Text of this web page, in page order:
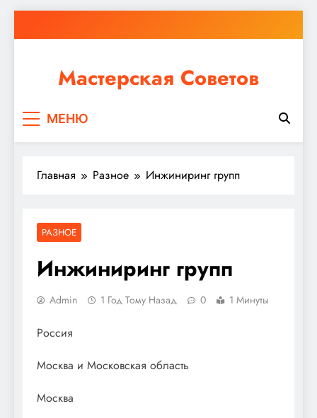
к
Мастерская Советов
ремонт или крупное строительство, в Мастерской
МЕНЮ
Главная Разное Инжиниринг групп
РАЗНОЕ
Инжиниринг групп
Admin 1 Год Тому Назад 0 1 Минуты
Россия
Москва и Московская область
Москва